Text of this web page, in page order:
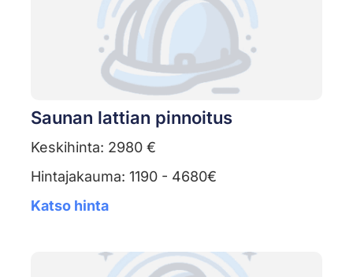
Saunan lattian pinnoitus
Keskihinta: 2980 €
Hintajakauma: 1190 - 4680€
Katso hinta